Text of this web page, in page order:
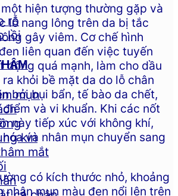
rỗ
lồi
mụn
kín
mắt
hiện tượng thường gặp và
lỗ nang lông trên da bị tắc
gây viêm. Cơ chế hình
liên quan đến việc tuyến
động quá mạnh, làm cho dầu
khỏi bề mặt da do lỗ chân
bởi bụi bẩn, tế bào da chết,
và vi khuẩn. Khi các nốt
này tiếp xúc với không khí,
và nhân mụn chuyển sang
có kích thước nhỏ, khoảng
nhân mụn màu đen nổi lên trên